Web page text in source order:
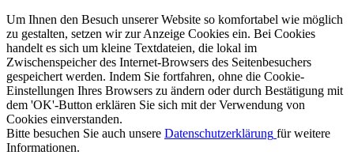
Um Ihnen den Besuch unserer Website so komfortabel wie möglich
zu gestalten, setzen wir zur Anzeige Cookies ein. Bei Cookies
handelt es sich um kleine Textdateien, die lokal im
Zwischenspeicher des Internet-Browsers des Seitenbesuchers
gespeichert werden. Indem Sie fortfahren, ohne die Cookie-
Einstellungen Ihres Browsers zu ändern oder durch Bestätigung mit
dem 'OK'-Button erklären Sie sich mit der Verwendung von
Cookies einverstanden.
Bitte besuchen Sie auch unsere Datenschutzerklärung für weitere
Informationen.